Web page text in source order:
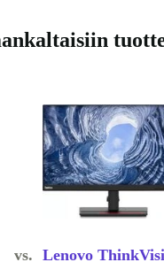
vs. Lenovo